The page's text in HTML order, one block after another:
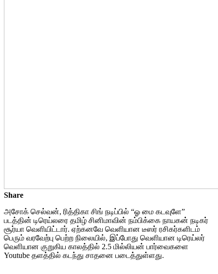
Share
அசோக் செல்வன், ரித்திகா சிங் நடிப்பில் “ஓ மை கடவுளே”
படத்தின் டிரெய்லரை தமிழ் சினிமாவின் நம்பிக்கை நாயகன் நடிகர்
சூர்யா வெளியிட்டார். ஏற்கனவே வெளியான டீஸர் ரசிகர்களிடம்
பெரும் வரவேற்பு பெற்ற நிலையில், இப்போது வெளியான டிரெய்லர்
வெளியான குறுகிய காலத்தில் 2.5 மில்லியன் பார்வைகளை
Youtube தளத்தில் கடந்து சாதனை படைத்துள்ளது.